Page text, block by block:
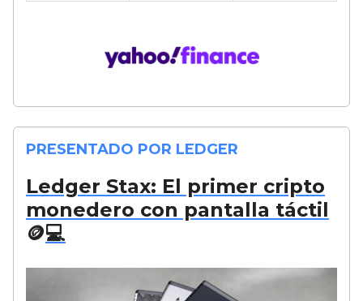
PRESENTADO POR LEDGER
Ledger Stax: El primer cripto
monedero con pantalla táctil
🪙💻